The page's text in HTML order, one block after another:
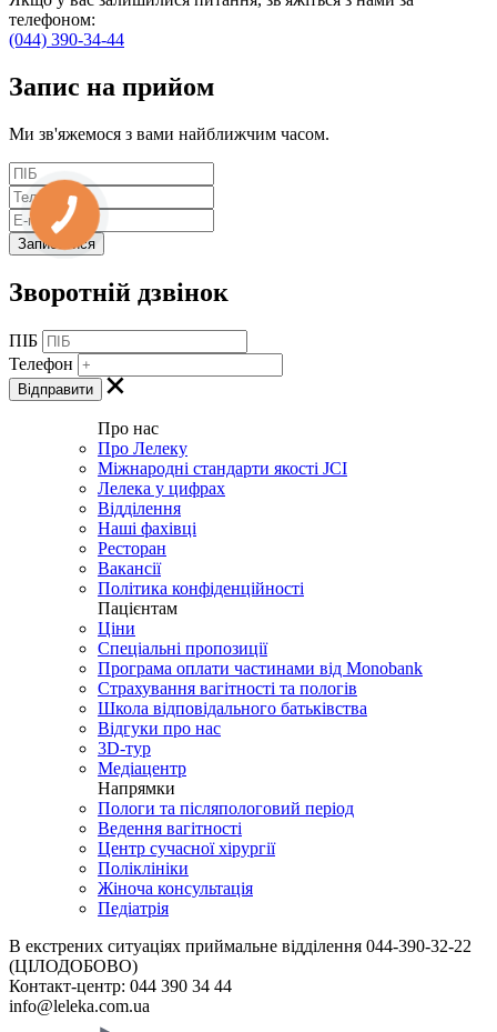
телефоном:
(044) 390-34-44
Запис на прийом
Ми зв'яжемося з вами найближчим часом.
Зворотній дзвінок
ПІБ
Телефон
Про нас
Про Лелеку
Міжнародні стандарти якості JCI
Лелека у цифрах
Відділення
Наші фахівці
Ресторан
Вакансії
Політика конфіденційності
Пацієнтам
Ціни
Спеціальні пропозиції
Програма оплати частинами від Monobank
Страхування вагітності та пологів
Школа відповідального батьківства
Відгуки про нас
3D-тур
Медіацентр
Напрямки
Пологи та післяпологовий період
Ведення вагітності
Центр сучасної хірургії
Поліклініки
Жіноча консультація
Педіатрія
В екстрених ситуаціях приймальне відділення 044-390-32-22
(ЦІЛОДОБОВО)
Контакт-центр: 044 390 34 44
info@leleka.com.ua